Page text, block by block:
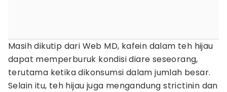
Masih dikutip dari Web MD, kafein dalam teh hijau
dapat memperburuk kondisi diare seseorang,
terutama ketika dikonsumsi dalam jumlah besar.
Selain itu, teh hijau juga mengandung strictinin dan